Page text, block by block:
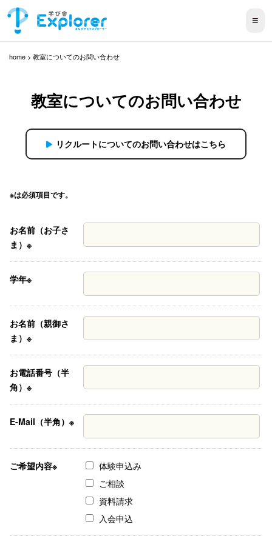
≡
home > 教室についてのお問い合わせ
教室についてのお問い合わせ
リクルートについてのお問い合わせはこちら
※は必須項目です。
お名前（お子さ
ま）※
学年※
お名前（親御さ
ま）※
お電話番号（半
角）※
E-Mail（半角）※
ご希望内容※
体験申込み
ご相談
資料請求
入会申込